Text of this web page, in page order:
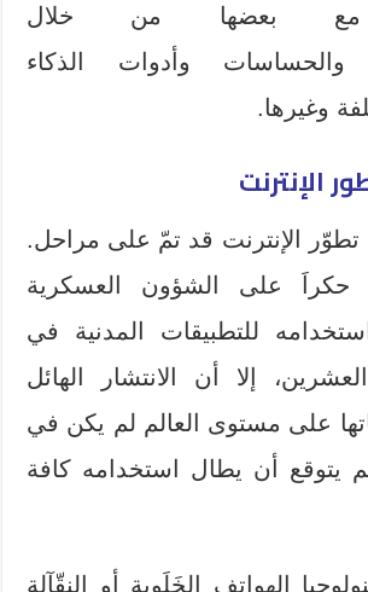
مع بعضها من خلال
والحساسات وأدوات الذكاء
وغيرها.
تطوّر الإنترنت قد تمّ على مراحل.
حكراَ على الشؤون العسكرية
للتطبيقات المدنية في
إلا أن الانتشار الهائل
على مستوى العالم لم يكن في
يتوقع أن يطال استخدامه كافة
الهواتف الخَلَوية أو النقّآلة